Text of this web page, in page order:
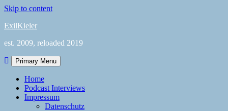
Skip to content
ExilKieler
est. 2009, reloaded 2019
Primary Menu
Home
Podcast Interviews
Impressum
Datenschutz